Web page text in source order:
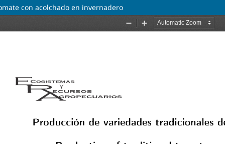
con acolchado en invernadero